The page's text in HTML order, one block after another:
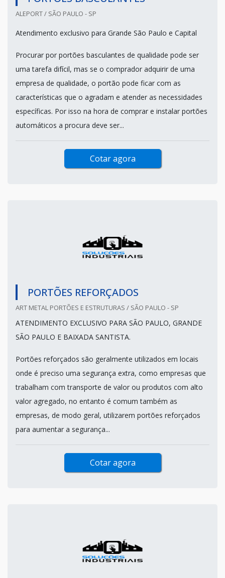
ALEPORT / SÃO PAULO - SP
Atendimento exclusivo para Grande São Paulo e Capital
Procurar por portões basculantes de qualidade pode ser
uma tarefa difícil, mas se o comprador adquirir de uma
empresa de qualidade, o portão pode ficar com as
características que o agradam e atender as necessidades
específicas. Por isso na hora de comprar e instalar portões
automáticos a procura deve ser...
Cotar agora
PORTÕES REFORÇADOS
ART METAL PORTÕES E ESTRUTURAS / SÃO PAULO - SP
ATENDIMENTO EXCLUSIVO PARA SÃO PAULO, GRANDE
SÃO PAULO E BAIXADA SANTISTA.
Portões reforçados são geralmente utilizados em locais
onde é preciso uma segurança extra, como empresas que
trabalham com transporte de valor ou produtos com alto
valor agregado, no entanto é comum também as
empresas, de modo geral, utilizarem portões reforçados
para aumentar a segurança...
Cotar agora